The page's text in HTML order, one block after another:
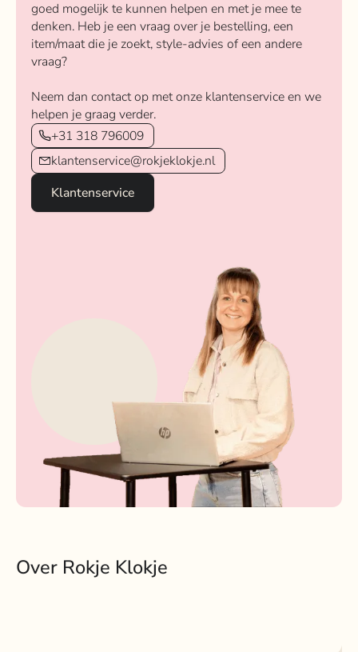
goed mogelijk te kunnen helpen en met je mee te
denken. Heb je een vraag over je bestelling, een
item/maat die je zoekt, style-advies of een andere
vraag?
Neem dan contact op met onze klantenservice en we
helpen je graag verder.
+31 318 796009
klantenservice@rokjeklokje.nl
Klantenservice
Over Rokje Klokje